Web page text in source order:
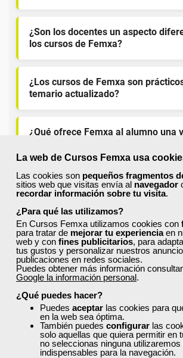
La web de Cursos Femxa usa
Las cookies son pequeños fragmentos
sitios web que visitas envía al navegador
recordar información sobre tu visita.
¿Para qué las utilizamos?
En Cursos Femxa utilizamos cookies con
para tratar de mejorar tu experienciaen
web y con fines publicitarios, para
tus gustos y personalizar nuestros
publicaciones en redes sociales.
Puedes obtener más información
Google la información personal.
¿Qué puedes hacer?
Puedes aceptar las cookies para
en la web sea óptima.
También puedes configurar las
solo aquellas que quiera permitir en
no seleccionas ninguna
indispensables para la navegación.
¿Son los docentes un aspecto
los cursos de Femxa?
¿Los cursos de Femxa son
temario actualizado?
¿Qué ofrece Femxa al alumno una
¿Recibiré un certificado al finalizar
gratuito?
¡Únete a la Comunidad
Actualmenteeste curso está cerrado
disponibles.
Si todavía no tienes cuenta de usuario,
tu sector profesional y tus preferencias
estás registrado, inicia sesión a